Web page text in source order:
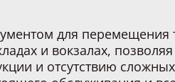
для перемещения
и вокзалах,
и отсутствию